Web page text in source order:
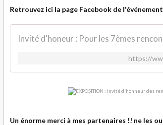
Retrouvez ici la page Facebook de
https://
Un énorme merci à mes partenaires !! ne les